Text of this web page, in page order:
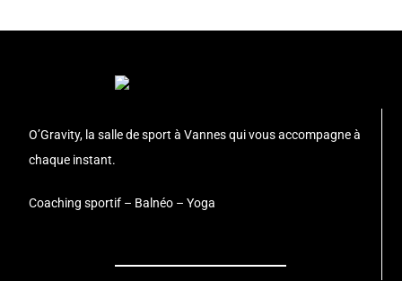
O’Gravity, la salle de sport à Vannes qui vous accompagne à
chaque instant.
Coaching sportif – Balnéo – Yoga